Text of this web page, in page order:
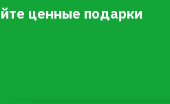
ценные подарки